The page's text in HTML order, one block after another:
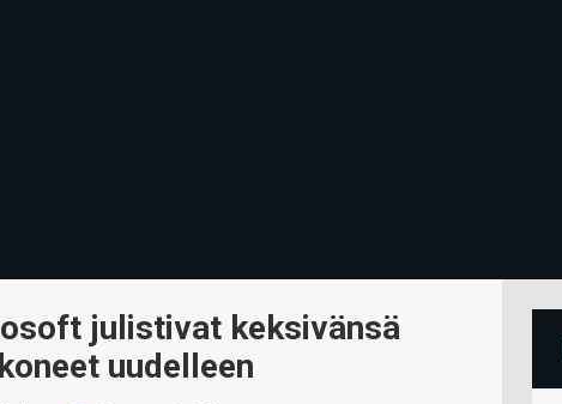
julistivat keksivänsä
uudelleen